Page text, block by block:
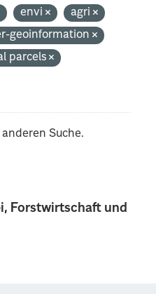
Forstwirtschaft und
envi
agri
geoinformation
parcels
Suche.